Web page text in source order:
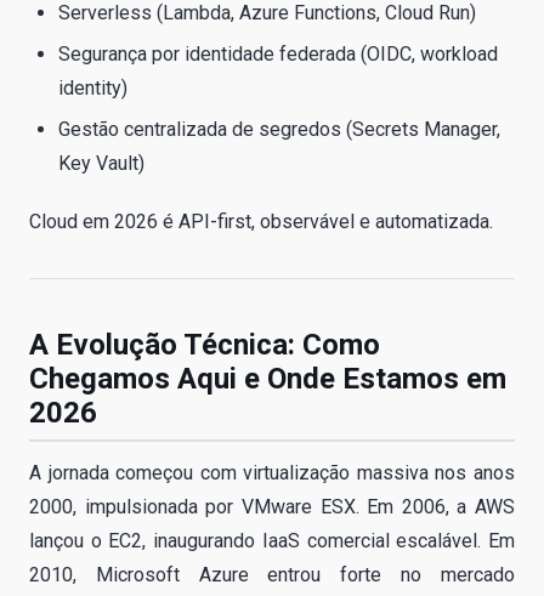
Serverless (Lambda, Azure Functions, Cloud Run)
Segurança por identidade federada (OIDC, workload
identity)
Gestão centralizada de segredos (Secrets Manager,
Key Vault)
Cloud em 2026 é API-first, observável e automatizada.
A Evolução Técnica: Como
Chegamos Aqui e Onde Estamos em
2026
A jornada começou com virtualização massiva nos anos
2000, impulsionada por VMware ESX. Em 2006, a AWS
lançou o EC2, inaugurando IaaS comercial escalável. Em
2010, Microsoft Azure entrou forte no mercado